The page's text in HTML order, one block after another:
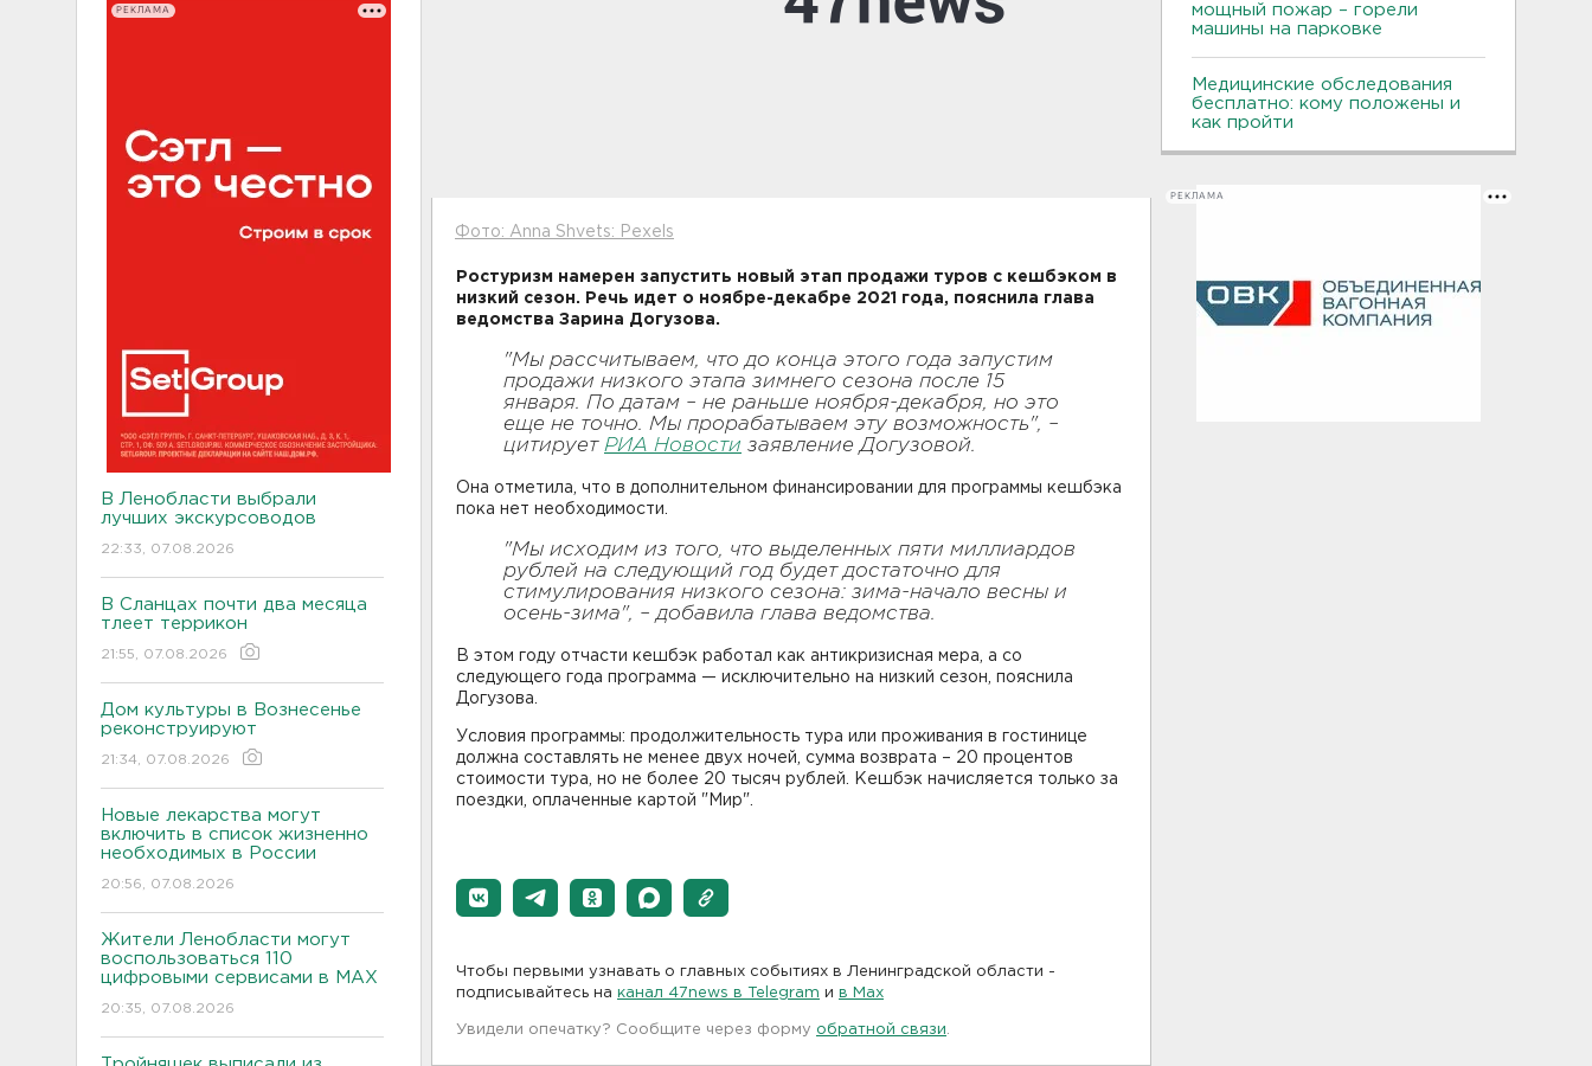
РЕКЛАМА
В Ленобласти выбрали
лучших экскурсоводов
22:33, 07.08.2026
В Сланцах почти два месяца
тлеет террикон
21:55, 07.08.2026
Дом культуры в Вознесенье
реконструируют
21:34, 07.08.2026
Новые лекарства могут
включить в список жизненно
необходимых в России
20:56, 07.08.2026
Жители Ленобласти могут
воспользоваться 110
цифровыми сервисами в МАХ
20:35, 07.08.2026
Фото: Anna Shvets: Pexels
Ростуризм намерен запустить новый этап продажи туров с кешбэком в
низкий сезон. Речь идет о ноябре-декабре 2021 года, пояснила глава
ведомства Зарина Догузова.
"Мы рассчитываем, что до конца этого года запустим
продажи низкого этапа зимнего сезона после 15
января. По датам – не раньше ноября-декабря, но это
еще не точно. Мы прорабатываем эту возможность", –
цитирует РИА Новости заявление Догузовой.
Она отметила, что в дополнительном финансировании для программы кешбэка
пока нет необходимости.
"Мы исходим из того, что выделенных пяти миллиардов
рублей на следующий год будет достаточно для
стимулирования низкого сезона: зима-начало весны и
осень-зима", – добавила глава ведомства.
В этом году отчасти кешбэк работал как антикризисная мера, а со
следующего года программа — исключительно на низкий сезон, пояснила
Догузова.
Условия программы: продолжительность тура или проживания в гостинице
должна составлять не менее двух ночей, сумма возврата – 20 процентов
стоимости тура, но не более 20 тысяч рублей. Кешбэк начисляется только за
поездки, оплаченные картой "Мир".
Чтобы первыми узнавать о главных событиях в Ленинградской области -
подписывайтесь на канал 47news в Telegram и в Maх
Увидели опечатку? Сообщите через форму обратной связи
мощный пожар – горели
машины на парковке
Медицинские обследования
бесплатно: кому положены и
как пройти
РЕКЛАМА